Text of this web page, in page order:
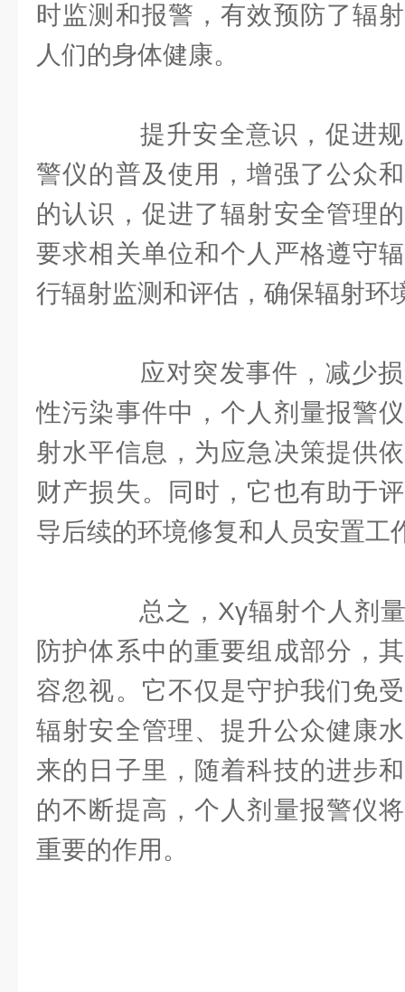
时监测和报警，有效预防了辐
人们的身体健康。
提升安全意识，促进规
警仪的普及使用，增强了公众
的认识，促进了辐射安全管理
要求相关单位和个人严格遵守
行辐射监测和评估，确保辐射环
应对突发事件，减少损
性污染事件中，个人剂量报警
射水平信息，为应急决策提供
财产损失。同时，它也有助于
导后续的环境修复和人员安置工
总之，Xγ辐射个人剂量
防护体系中的重要组成部分，
容忽视。它不仅是守护我们免
辐射安全管理、提升公众健康
来的日子里，随着科技的进步
的不断提高，个人剂量报警仪
重要的作用。